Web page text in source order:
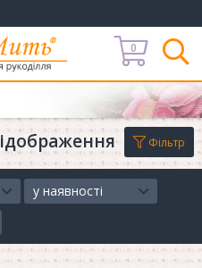
0
у наявності
Фільтр